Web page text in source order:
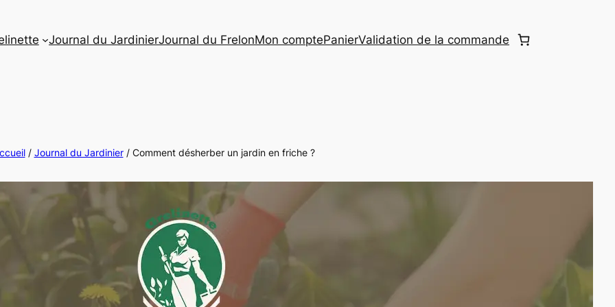
Journal du JardinierJournal du FrelonMon comptePanierValidation de la commande
/ Journal du Jardinier/ Comment désherber un jardin en friche ?